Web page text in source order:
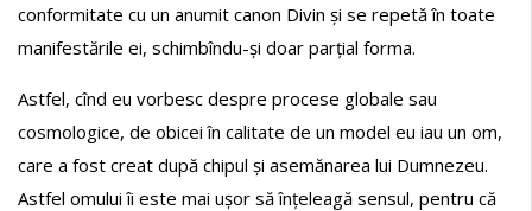
conformitate cu un anumit canon Divin și se repetă în toate
manifestările ei, schimbîndu-și doar parțial forma.
Astfel, cînd eu vorbesc despre procese globale sau
cosmologice, de obicei în calitate de un model eu iau un om,
care a fost creat după chipul și asemănarea lui Dumnezeu.
Astfel omului îi este mai ușor să înțeleagă sensul, pentru că